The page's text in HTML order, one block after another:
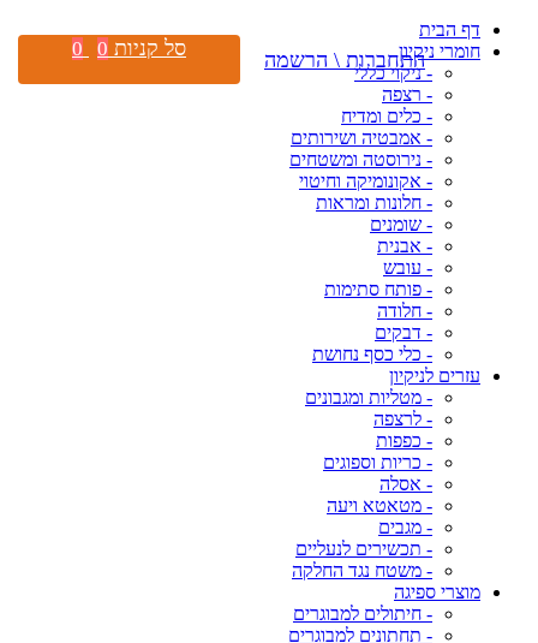
דף הבית
חומרי ניקיון
- ניקוי כללי
- רצפה
- כלים ומדיח
- אמבטיה ושירותים
- נירוסטה ומשטחים
- אקונומיקה וחיטוי
- חלונות ומראות
- שומנים
- אבנית
- עובש
- פותח סתימות
- חלודה
- דבקים
- כלי כסף נחושת
עזרים לניקיון
- מטליות ומגבונים
- לרצפה
- כפפות
- כריות וספוגים
- אסלה
- מטאטא ויעה
- מגבים
- תכשירים לנעליים
- משטח נגד החלקה
מוצרי ספיגה
- חיתולים למבוגרים
- תחתונים למבוגרים
התחברות \ הרשמה סל קניות 0
0